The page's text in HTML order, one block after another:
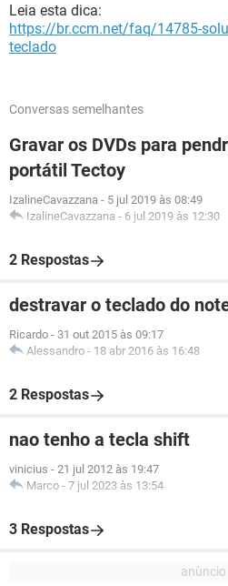
Leia esta dica:
https://br.ccm.net/faq/14785-
teclado
Conversas semelhantes
Gravar os DVDs para
portátil Tectoy
IzalineCavazzana - 5 jul 2019 às 08:49
IzalineCavazzana - 6 jul 2019 às 12:30
2 Respostas
destravar o teclado do
Ricardo - 31 out 2015 às 09:17
Alessandro - 18 abr 2016 às 16:48
2 Respostas
nao tenho a tecla shift
vinicius - 21 jul 2012 às 19:47
Marco - 7 jul 2023 às 13:54
3 Respostas